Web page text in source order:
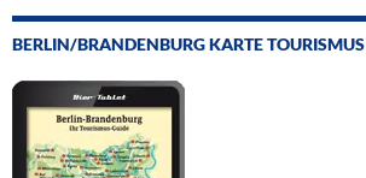
BERLIN/BRANDENBURG KARTE TOURISMUS